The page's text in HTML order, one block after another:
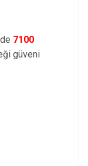
7100
güveni